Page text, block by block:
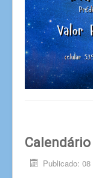
Publicado: